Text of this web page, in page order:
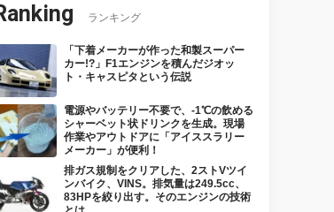
ランキング
「下着メーカーが作った和製スーパー
カー!?」F1エンジンを積んだジオッ
ト・キャスピタという伝説
電源やバッテリー不要で、-1℃の飲める
シャーベット状ドリンクを生成。現場
作業やアウトドアに「アイススラリー
メーカー」が便利！
排ガス規制をクリアした、2ストVツイ
ンバイク、VINS。排気量は249.5cc、
83HPを絞り出す。そのエンジンの技術